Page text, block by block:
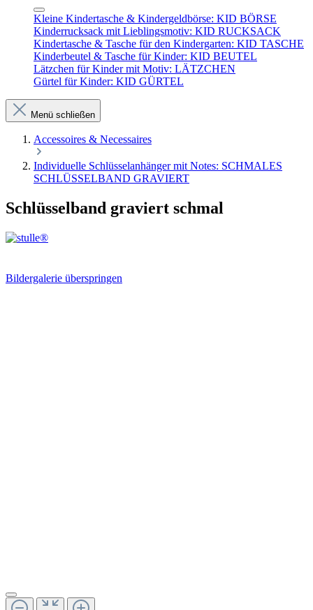
Kleine Kindertasche & Kindergeldbörse: KID BÖRSE
Kinderrucksack mit Lieblingsmotiv: KID RUCKSACK
Kindertasche & Tasche für den Kindergarten: KID TASCHE
Kinderbeutel & Tasche für Kinder: KID BEUTEL
Lätzchen für Kinder mit Motiv: LÄTZCHEN
Gürtel für Kinder: KID GÜRTEL
Menü schließen
Accessoires & Necessaires
Individuelle Schlüsselanhänger mit Notes: SCHMALES
SCHLÜSSELBAND GRAVIERT
Schlüsselband graviert schmal
Bildergalerie überspringen